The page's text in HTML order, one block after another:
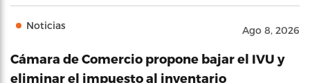
Noticias Ago 8, 2026
Cámara de Comercio propone bajar el IVU y
eliminar el impuesto al inventario